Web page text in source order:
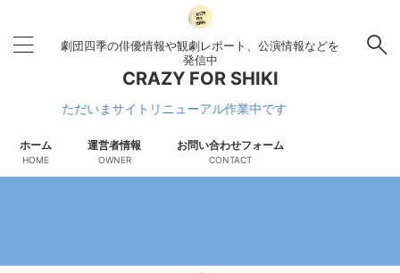
劇団四季の俳優情報や観劇レポート、公演情報などを
発信中
CRAZY FOR SHIKI
ただいまサイトリニューアル作業中です
ホーム
HOME
運営者情報
OWNER
お問い合わせフォーム
CONTACT